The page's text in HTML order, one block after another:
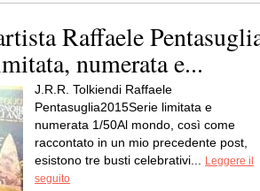
Raffaele
numerata e...
J.R.R. Tolkiendi Raffaele
Pentasuglia2015Serie limitata e
numerata 1/50Al mondo, così come
raccontato in un mio precedente post,
esistono tre busti celebrativi...
Leggere il
seguito